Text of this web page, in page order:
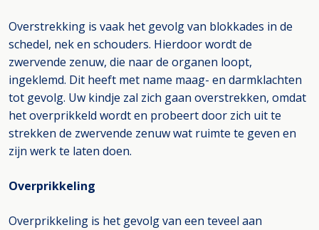
Overstrekking is vaak het gevolg van blokkades in de
schedel, nek en schouders. Hierdoor wordt de
zwervende zenuw, die naar de organen loopt,
ingeklemd. Dit heeft met name maag- en darmklachten
tot gevolg. Uw kindje zal zich gaan overstrekken, omdat
het overprikkeld wordt en probeert door zich uit te
strekken de zwervende zenuw wat ruimte te geven en
zijn werk te laten doen.
Overprikkeling
Overprikkeling is het gevolg van een teveel aan